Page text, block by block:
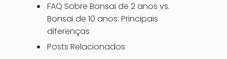
FAQ Sobre Bonsai de 2 anos vs.
Bonsai de 10 anos: Principais
diferenças
Posts Relacionados